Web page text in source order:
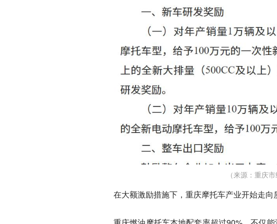
（来源：重庆
在大额激励措施下，重庆摩托车产业开始走向